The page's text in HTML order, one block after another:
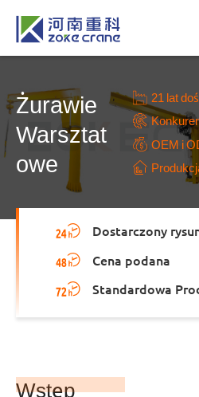
Żurawie
Warsztat
owe
21 lat
OEM i
Dostarczony
Cena podana
Standardowa
Wstęp